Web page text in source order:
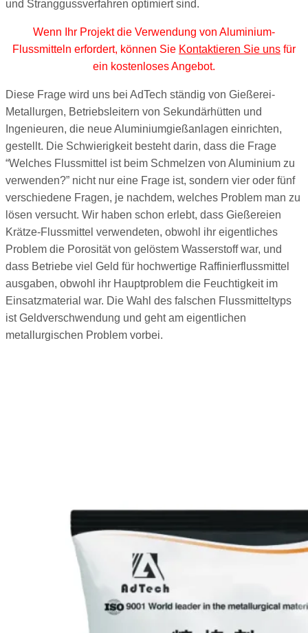
und Stranggussverfahren optimiert sind.
Wenn Ihr Projekt die Verwendung von Aluminium-
Flussmitteln erfordert, können Sie Kontaktieren Sie uns für
ein kostenloses Angebot.
Diese Frage wird uns bei AdTech ständig von Gießerei-
Metallurgen, Betriebsleitern von Sekundärhütten und
Ingenieuren, die neue Aluminiumgießanlagen einrichten,
gestellt. Die Schwierigkeit besteht darin, dass die Frage
“Welches Flussmittel ist beim Schmelzen von Aluminium zu
verwenden?” nicht nur eine Frage ist, sondern vier oder fünf
verschiedene Fragen, je nachdem, welches Problem man zu
lösen versucht. Wir haben schon erlebt, dass Gießereien
Krätze-Flussmittel verwendeten, obwohl ihr eigentliches
Problem die Porosität von gelöstem Wasserstoff war, und
dass Betriebe viel Geld für hochwertige Raffinierflussmittel
ausgaben, obwohl ihr Hauptproblem die Feuchtigkeit im
Einsatzmaterial war. Die Wahl des falschen Flussmitteltyps
ist Geldverschwendung und geht am eigentlichen
metallurgischen Problem vorbei.